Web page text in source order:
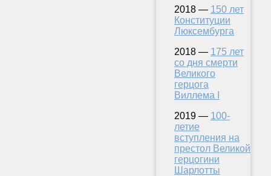
2018 — 150 лет
Конституции
Люксембурга
2018 — 175 лет
со дня смерти
Великого
герцога
Виллема I
2019 — 100-
летие
вступления на
престол Великой
герцогини
Шарлотты